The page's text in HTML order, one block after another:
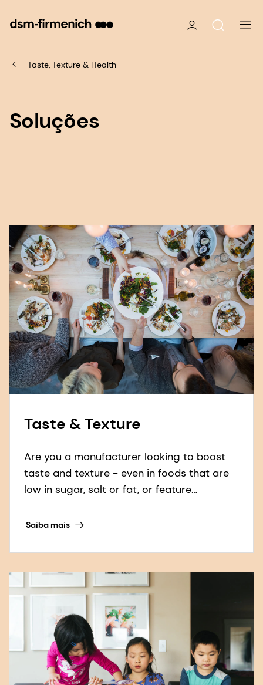
Taste, Texture & Health
Soluções
Taste & Texture
Are you a manufacturer looking to boost
taste and texture - even in foods that are
low in sugar, salt or fat, or feature
Saiba mais